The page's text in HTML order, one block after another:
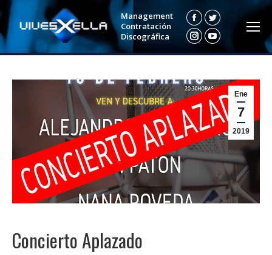
Management
Contratación
Discográfica
FacebookTwitter
Instagram
YouTube
Ene
7
2019
Concierto Aplazado